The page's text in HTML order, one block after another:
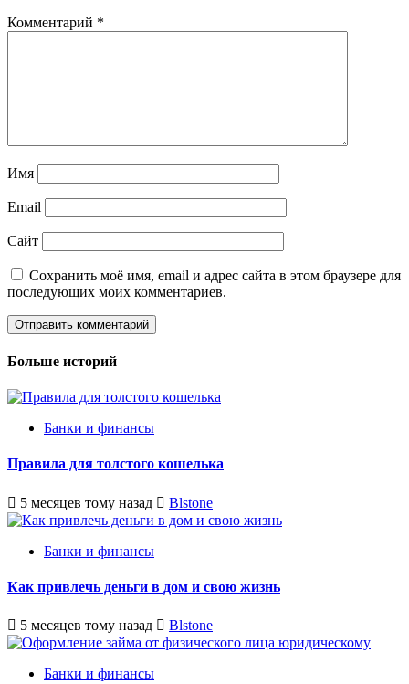
Комментарий *
Имя
Email
Сайт
Сохранить моё имя, email и адрес сайта в этом браузере для
последующих моих комментариев.
Больше историй
Банки и финансы
Правила для толстого кошелька
5 месяцев тому назад Blstone
Банки и финансы
Как привлечь деньги в дом и свою жизнь
5 месяцев тому назад Blstone
Банки и финансы